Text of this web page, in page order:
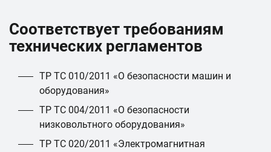
Соответствует требованиям
технических регламентов
ТР ТС 010/2011 «О безопасности машин и
оборудования»
ТР ТС 004/2011 «О безопасности
низковольтного оборудования»
ТР ТС 020/2011 «Электромагнитная